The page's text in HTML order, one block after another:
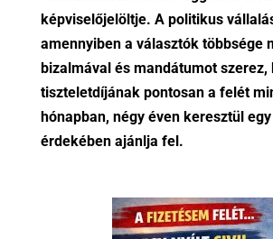
képviselőjelöltje. A politikus
amennyiben a választók többsége
bizalmával és mandátumot
tiszteletdíjának pontosan a felét
hónapban, négy éven keresztül egy
érdekében ajánlja fel.